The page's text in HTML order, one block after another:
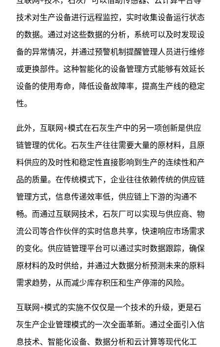
技术对生产设备进行远程监控，实时收集设备运行状态
的数据。通过对这些数据的分析，系统可以及时发现设
备的异常情况，并通过预警机制提醒管理人员进行维修
或更换部件。这种智能化的设备管理方式能够有效延长
设备的使用寿命，降低设备故障率，提高生产线的稳定
性。
此外，互联网+模式在石灰生产中的另一项创新是供应
链管理的优化。石灰生产往往需要大量的原材料，且原
料供应的及时性和稳定性直接影响到生产的连续性和产
品的质量。在传统模式下，企业往往依赖传统的供应链
管理方式，信息传递效率低，供应链上下游的沟通不
畅。而通过互联网技术，石灰厂可以实现与供应商、物
流公司等合作伙伴的实时信息共享，快速响应市场需求
的变化。供应链管理平台可以通过实时数据跟踪，确保
原材料的及时供给，并通过大数据分析预测未来的原料
需求趋势，从而减少库存积压和生产停滞的风险。
互联网+模式的实施不仅仅是一个技术的升级，更是石
灰生产企业管理模式的一次全面革新。通过全面引入信
息技术、智能化设备、数据分析和云计算等现代化工